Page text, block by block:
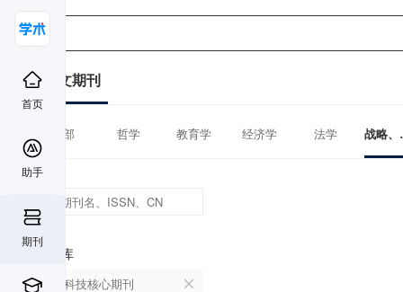
首页
助手
期刊
中文期刊
全部 哲学 教育学 经济学 法学 战
数据库
中国科技核心期刊